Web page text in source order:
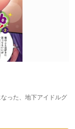
った、地下アイドルグ